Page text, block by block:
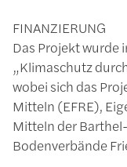
FINANZIERUNG
Das Projekt wurde
„Klimaschutz
wobei sich das
Mitteln (EFRE),
Mitteln der
Bodenverbände